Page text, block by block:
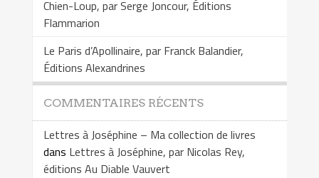
Chien-Loup, par Serge Joncour, Éditions
Flammarion
Le Paris d’Apollinaire, par Franck Balandier,
Éditions Alexandrines
COMMENTAIRES RÉCENTS
Lettres à Joséphine – Ma collection de livres
dans Lettres à Joséphine, par Nicolas Rey,
éditions Au Diable Vauvert